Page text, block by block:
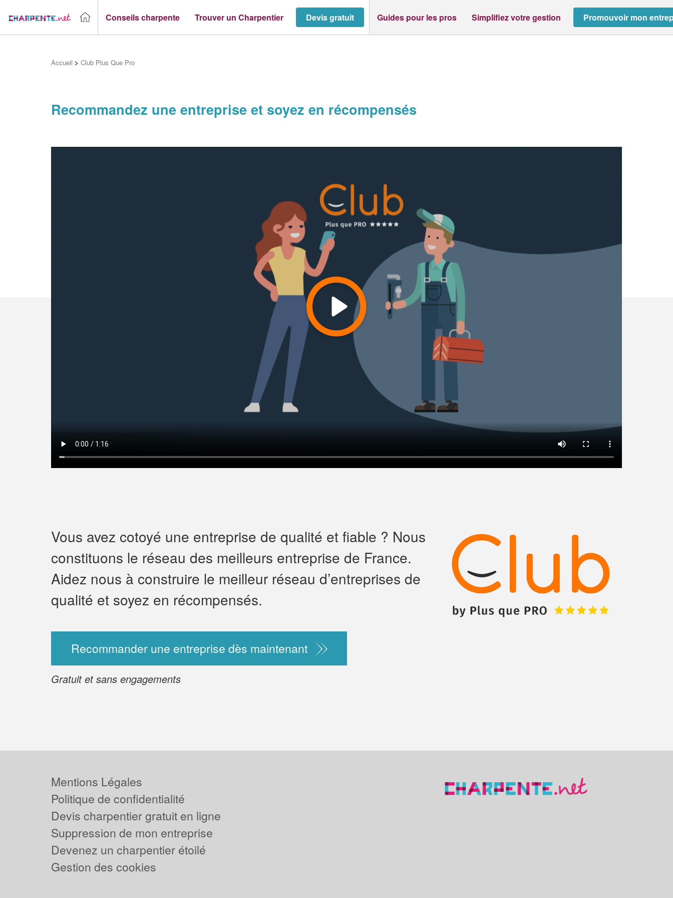
Conseils charpente Trouver un Charpentier Devis gratuit Guides pour les pros Simplifiez votre gestion Promouvoir mon
Accueil > Club Plus Que Pro
Recommandez une entreprise et soyez en récompensés
Vous avez cotoyé une entreprise de qualité et fiable ? Nous
constituons le réseau des meilleurs entreprise de France.
Aidez nous à construire le meilleur réseau d’entreprises de
qualité et soyez en récompensés.
Recommander une entreprise dès maintenant
Gratuit et sans engagements
Vous êtes un
professionnel ?
Augmentez votrechiffre
Mentions Légales
Politique de confidentialité
Devis charpentier gratuit en ligne
Suppression de mon entreprise
Devenez un charpentier étoilé
Gestion des cookies